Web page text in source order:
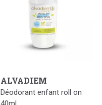
ALVADIEM
Déodorant enfant roll on